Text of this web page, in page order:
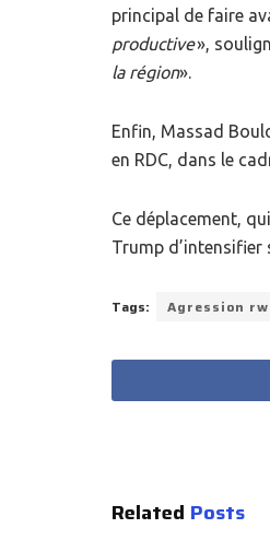
principal de faire
productive»,
la région».
Enfin, Massad
en RDC, dans le
Ce déplacement,
Trump
Tags: Agression
Related Posts